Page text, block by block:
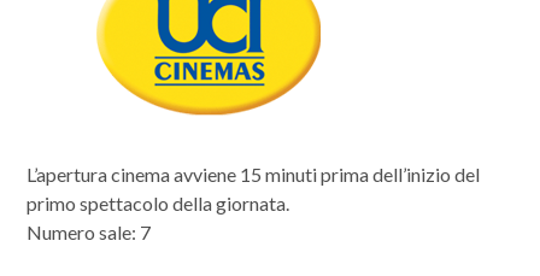
L’apertura cinema avviene 15 minuti prima dell’inizio del
primo spettacolo della giornata.
Numero sale: 7